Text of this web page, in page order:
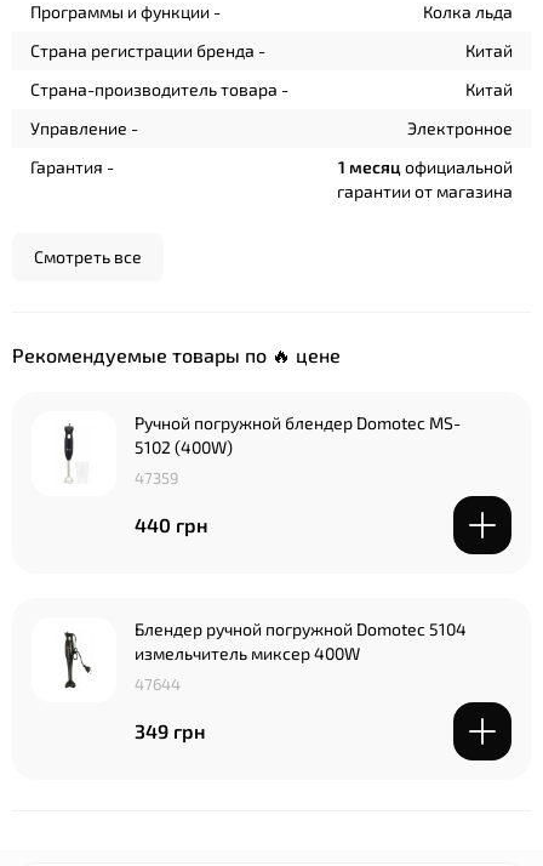
Программы и функции -
Колка льда
Страна регистрации бренда -
Китай
Страна-производитель товара -
Китай
Управление -
Электронное
Гарантия -
1 месяц официальной
гарантии от магазина
Смотреть все
Рекомендуемые товары по 🔥 цене
Ручной погружной блендер Domotec MS-
5102 (400W)
47359
440 грн
Блендер ручной погружной Domotec 5104
измельчитель миксер 400W
47644
349 грн